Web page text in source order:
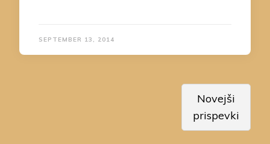
SEPTEMBER 13, 2014
Novejši
prispevki